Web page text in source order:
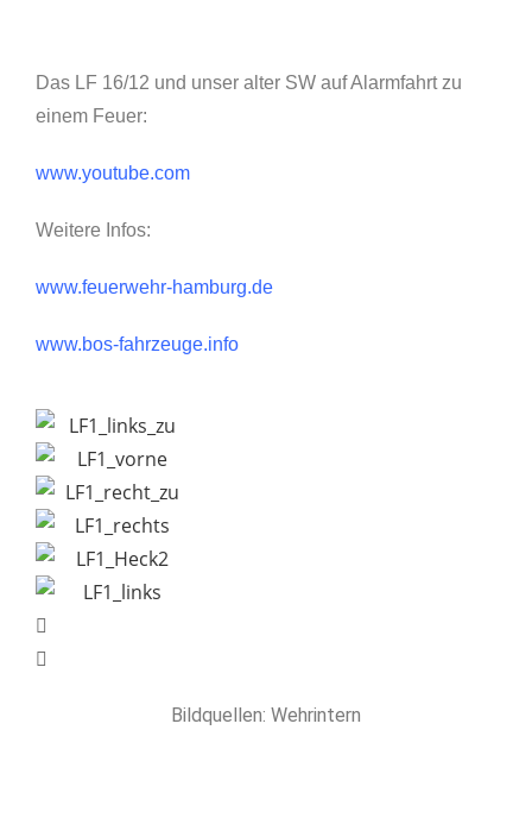
Das LF 16/12 und unser alter SW auf Alarmfahrt zu
einem Feuer:
www.youtube.com
Weitere Infos:
www.feuerwehr-hamburg.de
www.bos-fahrzeuge.info
Bildquellen: Wehrintern